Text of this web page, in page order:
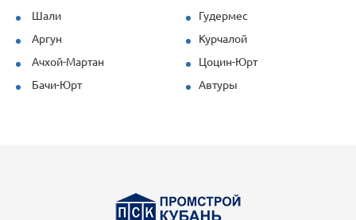
Шали
Гудермес
Аргун
Курчалой
Ачхой-Мартан
Цоцин-Юрт
Бачи-Юрт
Автуры